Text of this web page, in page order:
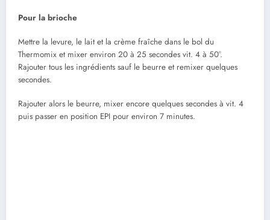
Pour la brioche
Mettre la levure, le lait et la crème fraîche dans le bol du
Thermomix et mixer environ 20 à 25 secondes vit. 4 à 50°.
Rajouter tous les ingrédients sauf le beurre et remixer quelques
secondes.
Rajouter alors le beurre, mixer encore quelques secondes à vit. 4
puis passer en position EPI pour environ 7 minutes.